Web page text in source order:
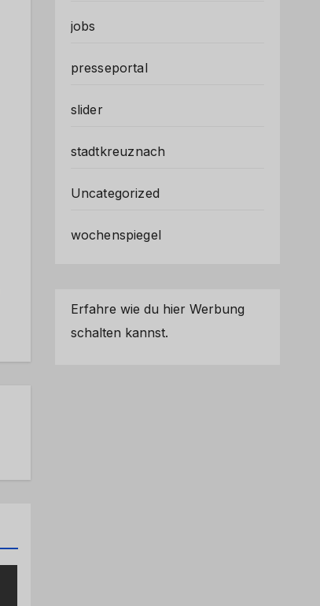
jobs
presseportal
slider
stadtkreuznach
Uncategorized
wochenspiegel
Erfahre wie du hier Werbung
schalten kannst.